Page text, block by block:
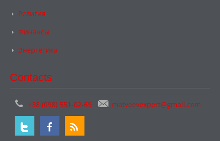
Религия
Финансы
Энергетика
Contacts
+38 (098) 551-02-69 matveevexpert@gmail.com